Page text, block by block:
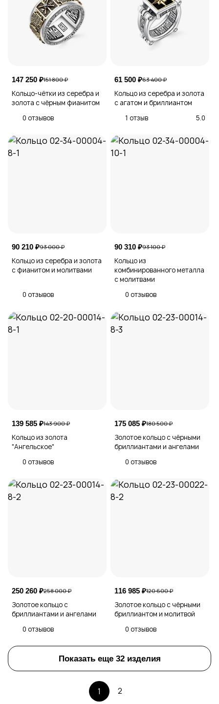
147 250 ₽151 800 ₽
Кольцо-чётки из серебра и
золота с чёрным фианитом
0 отзывов
61 500 ₽63 400 ₽
Кольцо из серебра и золота
с агатом и бриллиантом
1 отзыв
5.0
90 210 ₽93 000 ₽
Кольцо из серебра и золота
с фианитом и молитвами
0 отзывов
90 310 ₽93 100 ₽
Кольцо из
комбинированного металла
с молитвами
0 отзывов
139 585 ₽143 900 ₽
Кольцо из золота
"Ангельское"
0 отзывов
175 085 ₽180 500 ₽
Золотое кольцо с чёрными
бриллиантами и ангелами
0 отзывов
250 260 ₽258 000 ₽
Золотое кольцо с
бриллиантами и ангелами
0 отзывов
116 985 ₽120 600 ₽
Золотое кольцо с чёрными
бриллиантом и молитвой
0 отзывов
Показать еще 32 изделия
1 2